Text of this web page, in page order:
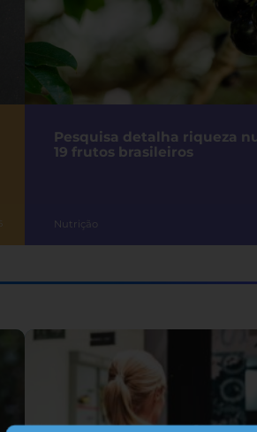
Pesquisa detalha riqueza
19 frutos brasileiros
Nutrição